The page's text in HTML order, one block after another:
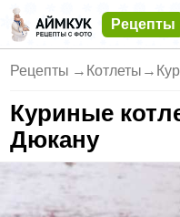
Рецепты
Рецепты → Котлеты →
Куриные
Дюкану